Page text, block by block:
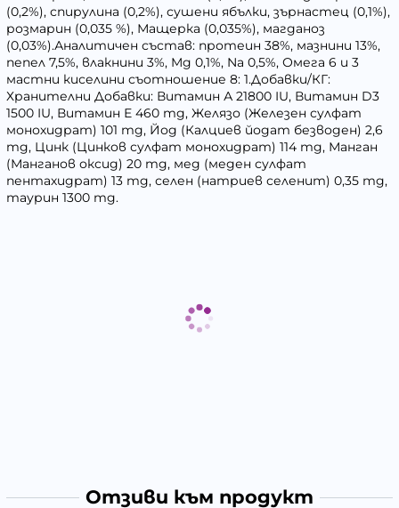
(0,2%), спирулина (0,2%), сушени ябълки, зърнастец (0,1%),
розмарин (0,035 %), Мащерка (0,035%), магданоз
(0,03%).Аналитичен състав: протеин 38%, мазнини 13%,
пепел 7,5%, влакнини 3%, Mg 0,1%, Na 0,5%, Омега 6 и 3
мастни киселини съотношение 8: 1.Добавки/КГ:
Хранителни Добавки: Витамин А 21800 IU, Витамин D3
1500 IU, Витамин Е 460 mg, Желязо (Железен сулфат
монохидрат) 101 mg, Йод (Калциев йодат безводен) 2,6
mg, Цинк (Цинков сулфат монохидрат) 114 mg, Манган
(Манганов оксид) 20 mg, мед (меден сулфат
пентахидрат) 13 mg, селен (натриев селенит) 0,35 mg,
таурин 1300 mg.
Отзиви към продукт